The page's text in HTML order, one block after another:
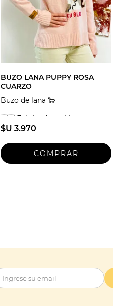
BUZO LANA PUPPY ROSA
CUARZO
Buzo de lana 🐑
🇺🇾 Fabricado en Uruguay
$U 3.970